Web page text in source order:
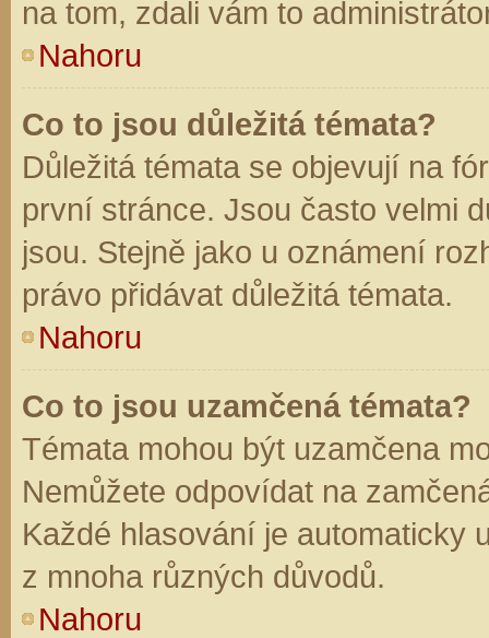
na tom, zdali vám to
Nahoru
Co to jsou důležitá témata?
Důležitá témata se objevují na
první stránce. Jsou často velmi
jsou. Stejně jako u oznámení
právo přidávat důležitá témata.
Nahoru
Co to jsou uzamčená témata?
Témata mohou být uzamčena
Nemůžete odpovídat na
Každé hlasování je automaticky
z mnoha různých důvodů.
Nahoru